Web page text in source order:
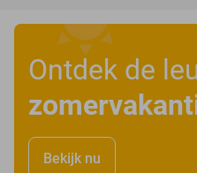
Ontdek de
Bekijk nu